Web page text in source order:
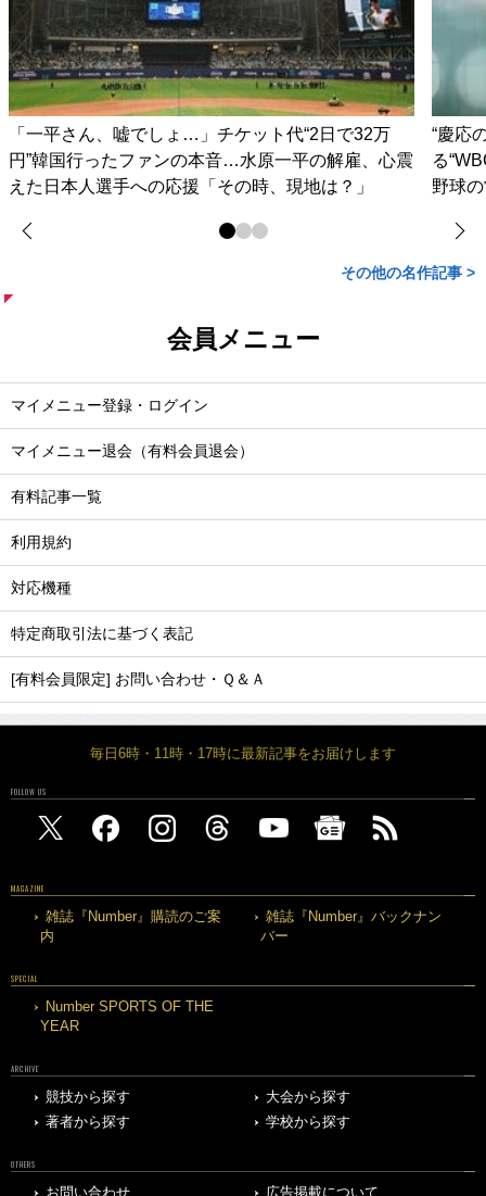
「一平さん、嘘でしょ…」チケット代“2日で32万
円”韓国行ったファンの本音…水原一平の解雇、心震
えた日本人選手への応援「その時、現地は？」
“慶応
る
野球
その他の名作記事 >
会員メニュー
マイメニュー登録・ログイン
マイメニュー退会（有料会員退会）
有料記事一覧
利用規約
対応機種
特定商取引法に基づく表記
[有料会員限定] お問い合わせ・Ｑ＆Ａ
毎日6時・11時・17時に最新記事をお届けします
FOLLOW US
MAGAZINE
雑誌『Number』購読のご案
内
雑誌『Number』バックナン
バー
SPECIAL
Number SPORTS OF THE
YEAR
ARCHIVE
競技から探す
大会から探す
著者から探す
学校から探す
OTHERS